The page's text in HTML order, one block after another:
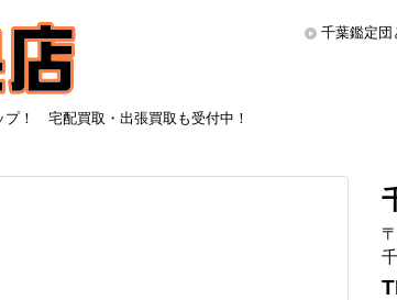
プ！ 宅配買取・出張買取も受付中！
千葉鑑定団